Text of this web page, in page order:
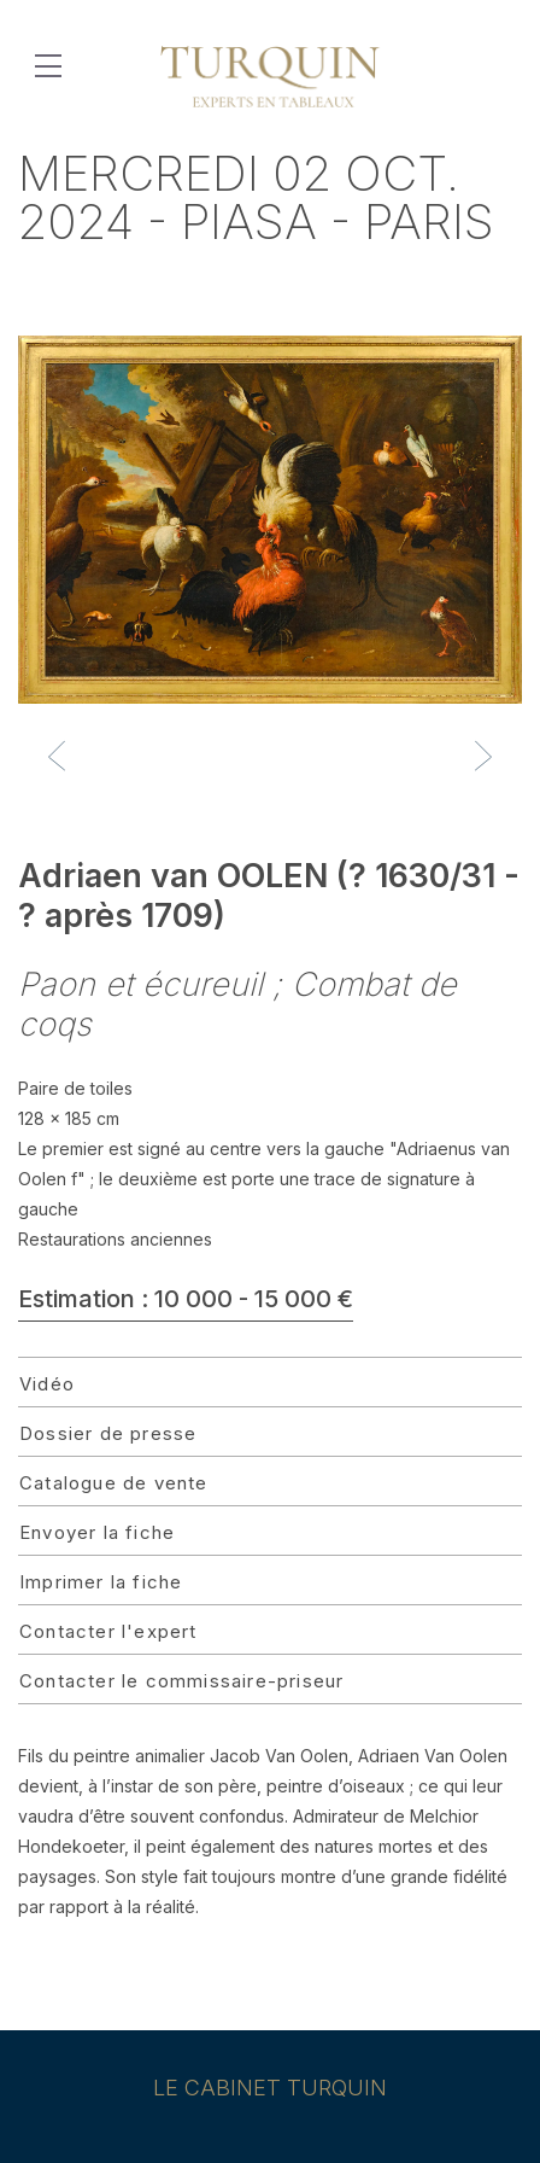
MERCREDI 02 OCT.
2024 - PIASA - PARIS
Adriaen van OOLEN (? 1630/31 -
? après 1709)
Paon et écureuil ; Combat de
coqs
Paire de toiles
128 x 185 cm
Le premier est signé au centre vers la gauche "Adriaenus van
Oolen f" ; le deuxième est porte une trace de signature à
gauche
Restaurations anciennes
Estimation : 10 000 - 15 000 €
Vidéo
Dossier de presse
Catalogue de vente
Envoyer la fiche
Imprimer la fiche
Contacter l'expert
Contacter le commissaire-priseur
Fils du peintre animalier Jacob Van Oolen, Adriaen Van Oolen
devient, à l’instar de son père, peintre d’oiseaux ; ce qui leur
vaudra d’être souvent confondus. Admirateur de Melchior
Hondekoeter, il peint également des natures mortes et des
paysages. Son style fait toujours montre d’une grande fidélité
par rapport à la réalité.
LE CABINET TURQUIN